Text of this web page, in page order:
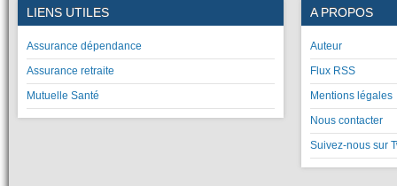
LIENS UTILES
Assurance dépendance
Assurance retraite
Mutuelle Santé
A PROPOS
Auteur
Flux RSS
Mentions légales
Nous contacter
Suivez-nous sur